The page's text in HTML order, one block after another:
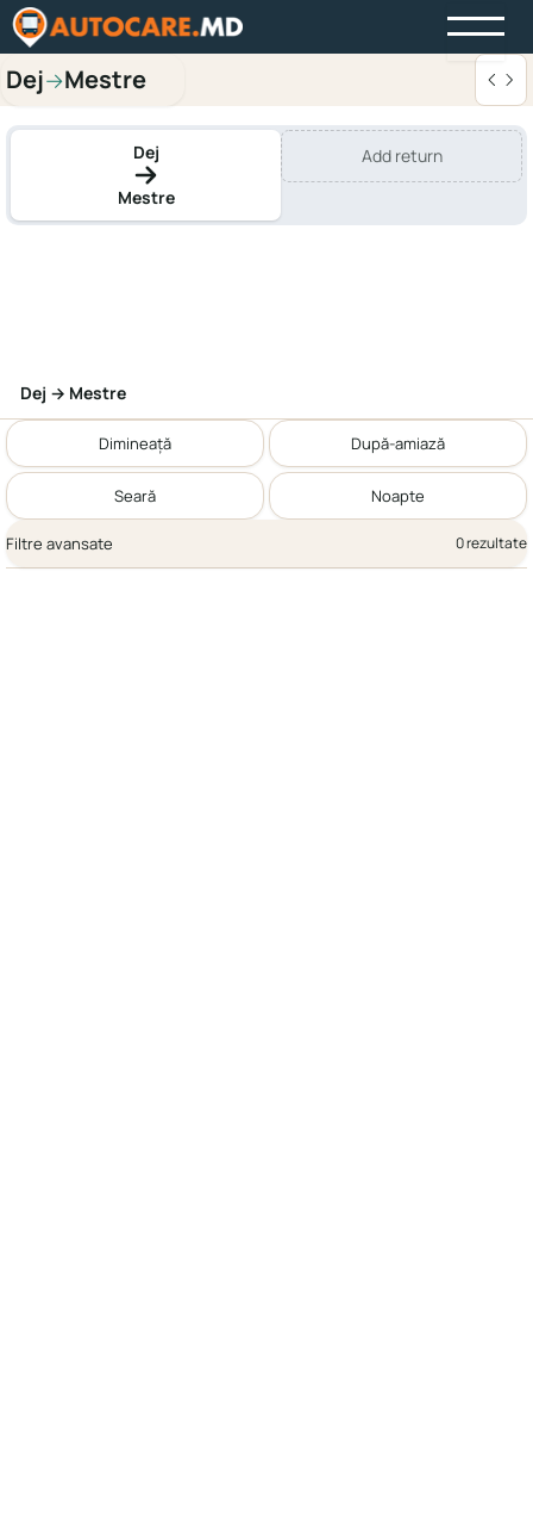
Dej→Mestre
Dej
Mestre
Add return
Dej → Mestre
Dimineață După-amiază
Seară Noapte
Filtre avansate 0 rezultate